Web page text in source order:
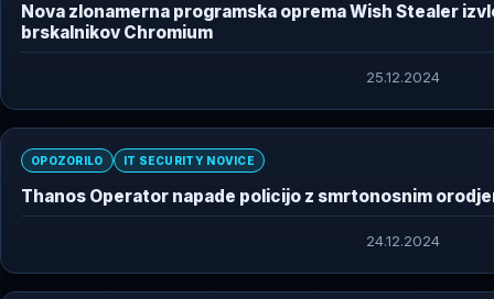
Nova zlonamerna programska oprema Wish Stealer
brskalnikov Chromium
25.12.2024
OPOZORILO IT SECURITY NOVICE
Thanos Operator napade policijo z smrtonosnim
24.12.2024